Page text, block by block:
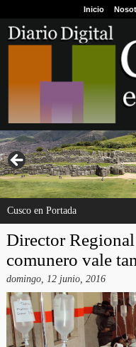
Inicio
Cusco en Portada
Director
comunero vale
domingo, 12 junio, 2016